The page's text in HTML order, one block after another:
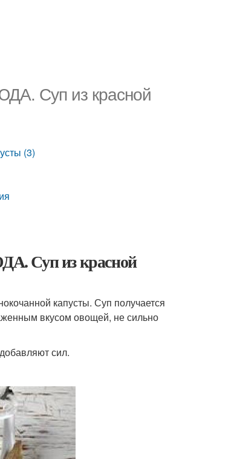
Суп из красной
(3)
Суп из красной
капусты. Суп получается
вкусом овощей, не сильно
сил.